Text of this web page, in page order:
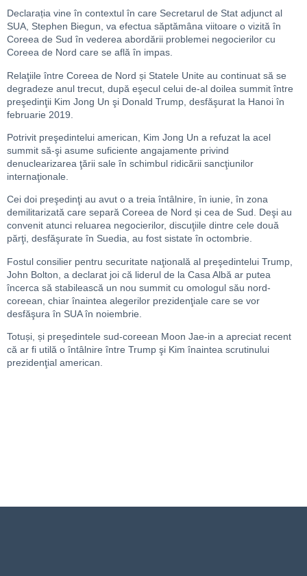
Declarația vine în contextul în care Secretarul de Stat adjunct al
SUA, Stephen Biegun, va efectua săptămâna viitoare o vizită în
Coreea de Sud în vederea abordării problemei negocierilor cu
Coreea de Nord care se află în impas.
Relaţiile între Coreea de Nord și Statele Unite au continuat să se
degradeze anul trecut, după eşecul celui de-al doilea summit între
preşedinţii Kim Jong Un şi Donald Trump, desfăşurat la Hanoi în
februarie 2019.
Potrivit preşedintelui american, Kim Jong Un a refuzat la acel
summit să-şi asume suficiente angajamente privind
denuclearizarea ţării sale în schimbul ridicării sancţiunilor
internaţionale.
Cei doi preşedinţi au avut o a treia întâlnire, în iunie, în zona
demilitarizată care separă Coreea de Nord și cea de Sud. Deşi au
convenit atunci reluarea negocierilor, discuţiile dintre cele două
părţi, desfăşurate în Suedia, au fost sistate în octombrie.
Fostul consilier pentru securitate naţională al preşedintelui Trump,
John Bolton, a declarat joi că liderul de la Casa Albă ar putea
încerca să stabilească un nou summit cu omologul său nord-
coreean, chiar înaintea alegerilor prezidenţiale care se vor
desfăşura în SUA în noiembrie.
Totuși, și preşedintele sud-coreean Moon Jae-in a apreciat recent
că ar fi utilă o întâlnire între Trump şi Kim înaintea scrutinului
prezidenţial american.